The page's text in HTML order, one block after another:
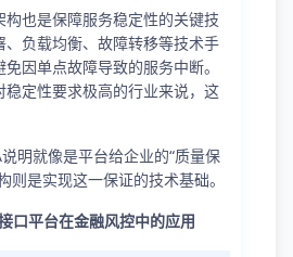
构也是保障服务稳定性的关键技
、负载均衡、故障转移等技术手
因单点故障导致的服务中断。
稳定性要求极高的行业来说，这
明就像是平台给企业的“质量保
则是实现这一保证的技术基础。
口平台在金融风控中的应用